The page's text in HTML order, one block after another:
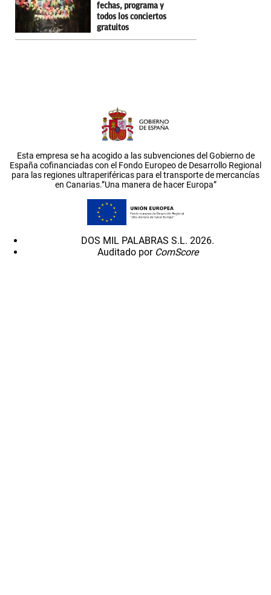
fechas, programa y
todos los conciertos
gratuitos
Esta empresa se ha acogido a las subvenciones del Gobierno de
España cofinanciadas con el Fondo Europeo de Desarrollo Regional
para las regiones ultraperiféricas para el transporte de mercancías
en Canarias.”Una manera de hacer Europa”
DOS MIL PALABRAS S.L. 2026.
Auditado por ComScore